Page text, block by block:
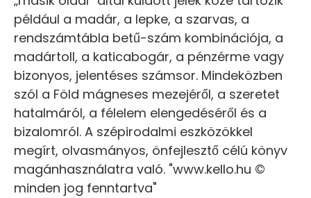
például a madár, a lepke, a szarvas, a
rendszámtábla betű-szám kombinációja, a
madártoll, a katicabogár, a pénzérme vagy
bizonyos, jelentéses számsor. Mindeközben
szól a Föld mágneses mezejéről, a szeretet
hatalmáról, a félelem elengedéséről és a
bizalomról. A szépirodalmi eszközökkel
megírt, olvasmányos, önfejlesztő célú könyv
magánhasználatra való. "www.kello.hu ©
minden jog fenntartva"